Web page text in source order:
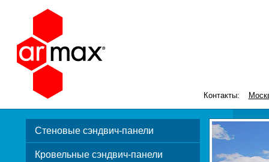
Контакты:
Стеновые сэндвич-панели
Кровельные сэндвич-панели